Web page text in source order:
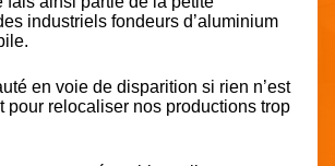
industriels fondeurs d’aluminium
en voie de disparition si rien n’est
pour relocaliser nos productions trop